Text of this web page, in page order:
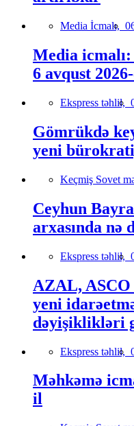
Media İcmalı,
Media icmalı:
6 avqust
Ekspress təhlil,
Gömrükdə
yeni
Keçmiş Sovet
Ceyhun
arxasında nə
Ekspress təhlil,
AZAL, ASCO
yeni
dəyişiklikləri
Ekspress təhlil,
Məhkəmə
il